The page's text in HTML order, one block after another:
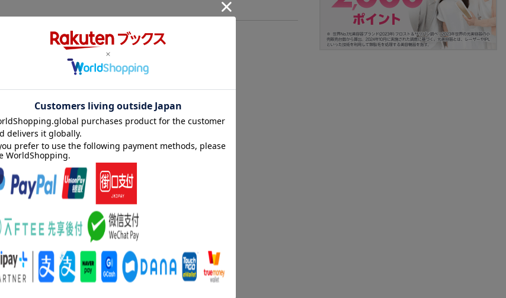
カラー・ドリームコート」8ページ
8ページ
6ページ